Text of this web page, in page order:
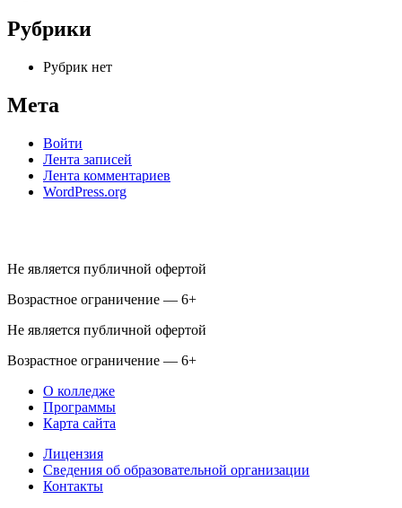
Рубрики
Рубрик нет
Мета
Войти
Лента записей
Лента комментариев
WordPress.org
Не является публичной офертой
Возрастное ограничение — 6+
Не является публичной офертой
Возрастное ограничение — 6+
О колледже
Программы
Карта сайта
Лицензия
Сведения об образовательной организации
Контакты